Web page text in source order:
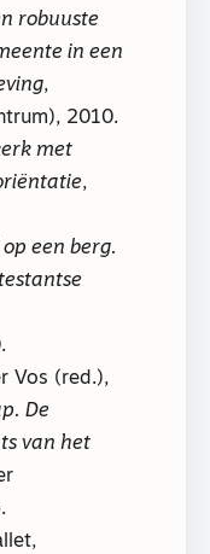
robuuste
in een
,
2010.
met
,
een berg.
Vos (red.),
De
van het